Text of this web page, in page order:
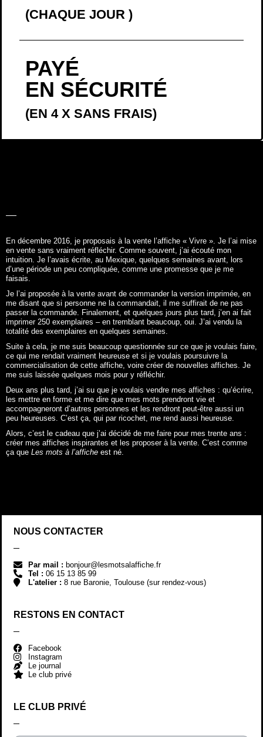
(CHAQUE JOUR )
PAYÉ
EN SÉCURITÉ
(EN 4 X SANS FRAIS)
En décembre 2016, je proposais à la vente l’affiche « Vivre ». Je l’ai mise
en vente sans vraiment réfléchir. Comme souvent, j’ai écouté mon
intuition. Je l’avais écrite, au Mexique, quelques semaines avant, lors
d’une période un peu compliquée, comme une promesse que je me
faisais.
Je l’ai proposée à la vente avant de commander la version imprimée, en
me disant que si personne ne la commandait, il me suffirait de ne pas
passer la commande. Finalement, et quelques jours plus tard, j’en ai fait
imprimer 250 exemplaires – en tremblant beaucoup, oui. J’ai vendu la
totalité des exemplaires en quelques semaines.
Suite à cela, je me suis beaucoup questionnée sur ce que je voulais faire,
ce qui me rendait vraiment heureuse et si je voulais poursuivre la
commercialisation de cette affiche, voire créer de nouvelles affiches. Je
me suis laissée quelques mois pour y réfléchir.
Deux ans plus tard, j’ai su que je voulais vendre mes affiches : qu’écrire,
les mettre en forme et me dire que mes mots prendront vie et
accompagneront d’autres personnes et les rendront peut-être aussi un
peu heureuses. C’est ça, qui par ricochet, me rend aussi heureuse.
Alors, c’est le cadeau que j’ai décidé de me faire pour mes trente ans :
créer mes affiches inspirantes et les proposer à la vente. C’est comme
ça que Les mots à l’affiche est né.
NOUS CONTACTER
Par mail : bonjour@lesmotsalaffiche.fr
Tel : 06 15 13 85 99
L'atelier : 8 rue Baronie, Toulouse (sur rendez-vous)
RESTONS EN CONTACT
Facebook
Instagram
Le journal
Le club privé
LE CLUB PRIVÉ